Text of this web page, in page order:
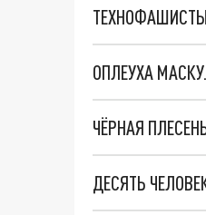
ТЕХНОФАШИСТЫ
ОПЛЕУХА
ЧЁРНАЯ
ДЕСЯТЬ